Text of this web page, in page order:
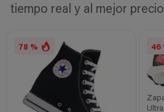
tiempo real y al mejor
78 % 46